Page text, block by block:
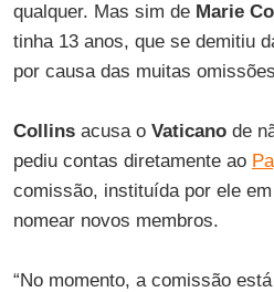
qualquer. Mas sim de Marie
tinha 13 anos, que se demitiu
por causa das muitas
Collinsacusa o Vaticanode
pediu contas diretamente ao
comissão, instituída por ele
nomear novos membros.
“No momento, a comissão